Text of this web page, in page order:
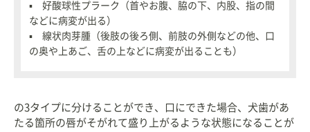
▪ 好酸球性プラーク（首やお腹、脇の下、内股、指の間
などに病変が出る）
▪ 線状肉芽腫（後肢の後ろ側、前肢の外側などの他、口
の奥や上あご、舌の上などに病変が出ることも）
の3タイプに分けることができ、口にできた場合、犬歯があ
たる箇所の唇がそがれて盛り上がるような状態になることが